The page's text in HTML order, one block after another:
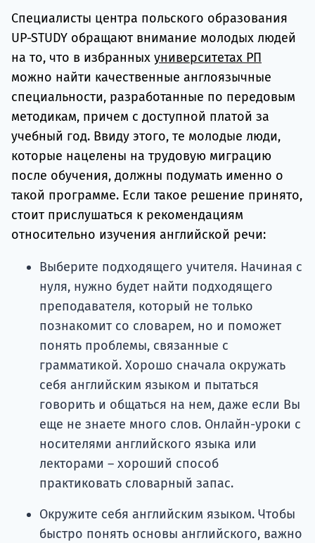
Специалисты центра польского образования
UP-STUDY обращают внимание молодых людей
на то, что в избранных университетах РП
можно найти качественные англоязычные
специальности, разработанные по передовым
методикам, причем с доступной платой за
учебный год. Ввиду этого, те молодые люди,
которые нацелены на трудовую миграцию
после обучения, должны подумать именно о
такой программе. Если такое решение принято,
стоит прислушаться к рекомендациям
относительно изучения английской речи:
Выберите подходящего учителя. Начиная с
нуля, нужно будет найти подходящего
преподавателя, который не только
познакомит со словарем, но и поможет
понять проблемы, связанные с
грамматикой. Хорошо сначала окружать
себя английским языком и пытаться
говорить и общаться на нем, даже если Вы
еще не знаете много слов. Онлайн-уроки с
носителями английского языка или
лекторами – хороший способ
практиковать словарный запас.
Окружите себя английским языком. Чтобы
быстро понять основы английского, важно